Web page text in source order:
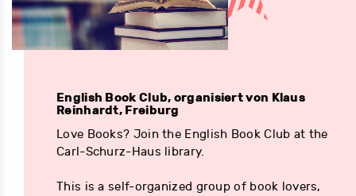
English Book Club, organisiert von Klaus
Reinhardt, Freiburg
Love Books? Join the English Book Club at the
Carl-Schurz-Haus library.
This is a self-organized group of book lovers,